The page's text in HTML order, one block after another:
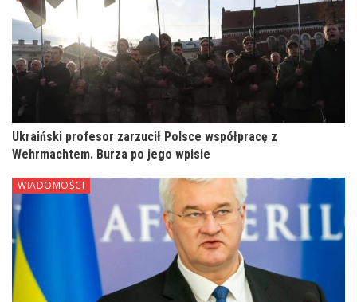
Ukraiński profesor zarzucił Polsce współpracę z
Wehrmachtem. Burza po jego wpisie
WIADOMOŚCI